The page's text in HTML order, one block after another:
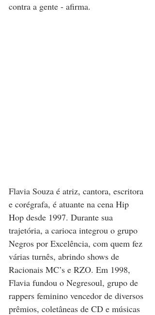
contra a gente - afirma.
Flavia Souza é atriz, cantora, escritora
e corégrafa, é atuante na cena Hip
Hop desde 1997. Durante sua
trajetória, a carioca integrou o grupo
Negros por Excelência, com quem fez
várias turnês, abrindo shows de
Racionais MC’s e RZO. Em 1998,
Flavia fundou o Negresoul, grupo de
rappers feminino vencedor de diversos
prêmios, coletâneas de CD e músicas